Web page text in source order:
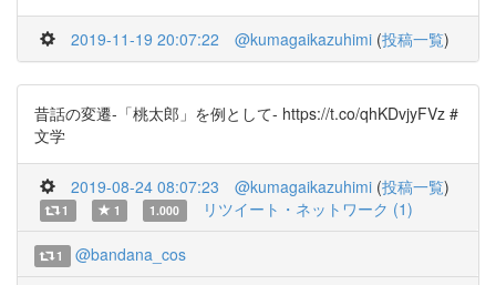
2019-11-19 20:07:22 @kumagaikazuhimi (投稿一覧)
昔話の変遷-「桃太郎」を例として- https://t.co/qhKDvjyFVz #
文学
2019-08-24 08:07:23 @kumagaikazuhimi (投稿一覧)
1 1 1.000 リツイート・ネットワーク (1)
1 @bandana_cos